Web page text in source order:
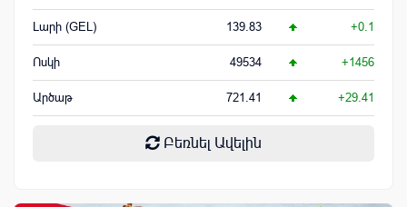
Լարի (GEL) 139.83 +0.1
Ոսկի 49534 +1456
Արծաթ 721.41 +29.41
Բեռնել Ավելին